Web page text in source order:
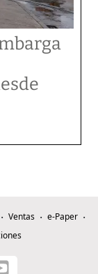
Ventas
e-Paper